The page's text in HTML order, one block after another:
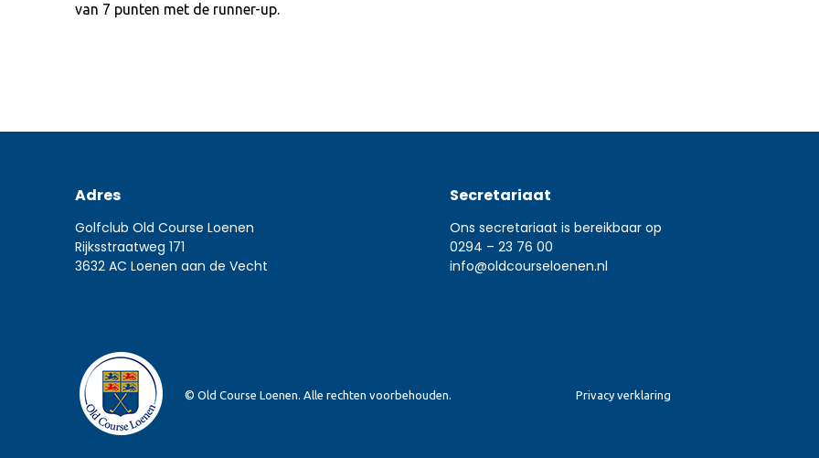
van 7 punten met de runner-up.
Adres
Golfclub Old Course Loenen
Rijksstraatweg 171
3632 AC Loenen aan de Vecht
Secretariaat
Ons secretariaat is bereikbaar op
0294 – 23 76 00
info@oldcourseloenen.nl
© Old Course Loenen. Alle rechten voorbehouden. Privacy verklaring